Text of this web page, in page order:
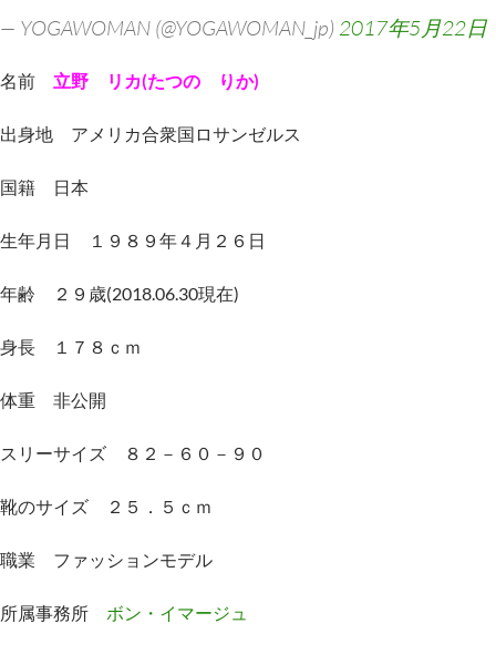
— YOGAWOMAN (@YOGAWOMAN_jp) 2017年5月22日
名前 立野 リカ(たつの りか)
出身地 アメリカ合衆国ロサンゼルス
国籍 日本
生年月日 １９８９年４月２６日
年齢 ２９歳(2018.06.30現在)
身長 １７８ｃｍ
体重 非公開
スリーサイズ ８２－６０－９０
靴のサイズ ２５．５ｃｍ
職業 ファッションモデル
所属事務所 ボン・イマージュ